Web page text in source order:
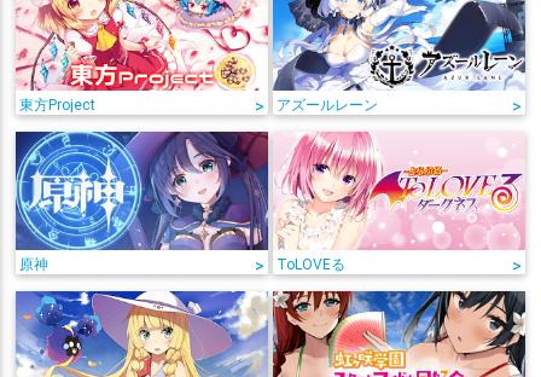
東方Project > アズールレーン >
原神 > ToLOVEる >